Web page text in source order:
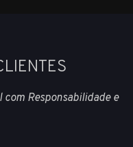
Responsabilidade e